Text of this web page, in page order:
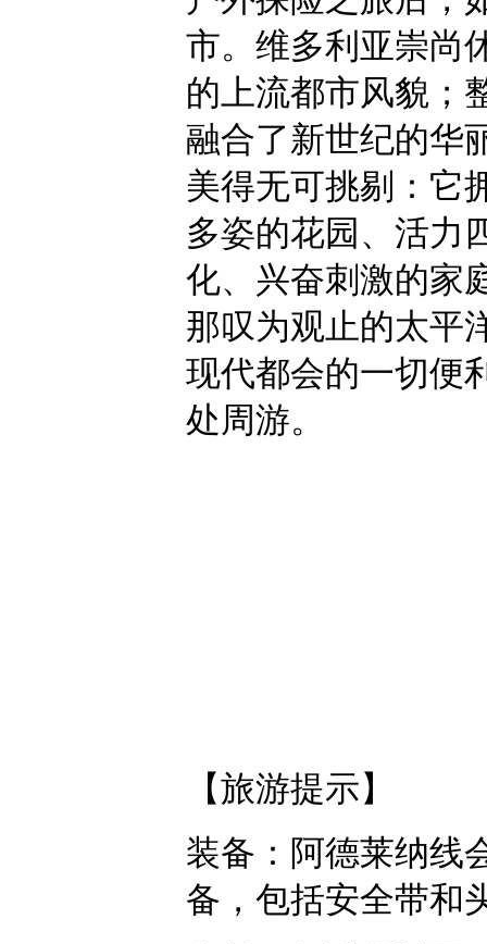
市。维多利亚崇尚
的上流都市风貌；
融合了新世纪的华
美得无可挑剔：它
多姿的花园、活力
化、兴奋刺激的家
那叹为观止的太平
现代都会的一切便
处周游。
【旅游提示】
装备：阿德莱纳线
备，包括安全带和